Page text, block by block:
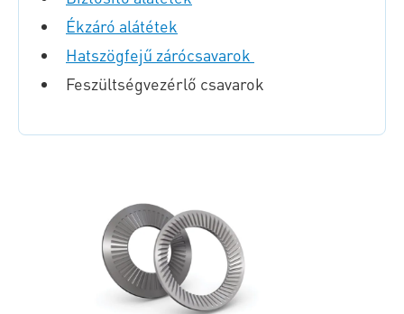
Ékzáró alátétek
Hatszögfejű zárócsavarok
Feszültségvezérlő csavarok